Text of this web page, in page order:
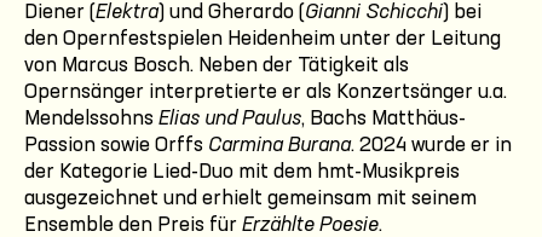
Diener (Elektra) und Gherardo (Gianni Schicchi) bei
den Opernfestspielen Heidenheim unter der Leitung
von Marcus Bosch. Neben der Tätigkeit als
Opernsänger interpretierte er als Konzertsänger u.a.
Mendelssohns Elias und Paulus, Bachs Matthäus-
Passion sowie Orffs Carmina Burana. 2024 wurde er in
der Kategorie Lied-Duo mit dem hmt-Musikpreis
ausgezeichnet und erhielt gemeinsam mit seinem
Ensemble den Preis für Erzählte Poesie.